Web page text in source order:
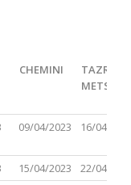
CHEMINI
TAZRIA
CHEMINI
TAZRIA
09/04/2023 16/04/
15/04/2023
22/04/